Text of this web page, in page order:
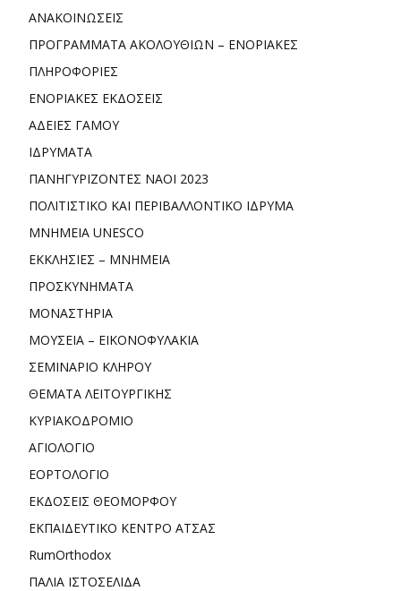
ΑΝΑΚΟΙΝΩΣΕΙΣ
ΠΡΟΓΡΑΜΜΑΤΑ ΑΚΟΛΟΥΘΙΩΝ – ΕΝΟΡΙΑΚΕΣ
ΠΛΗΡΟΦΟΡΙΕΣ
ΕΝΟΡΙΑΚΕΣ ΕΚΔΟΣΕΙΣ
ΑΔΕΙΕΣ ΓΑΜΟΥ
ΙΔΡΥΜΑΤΑ
ΠΑΝΗΓΥΡΙΖΟΝΤΕΣ ΝΑΟΙ 2023
ΠΟΛΙΤΙΣΤΙΚΟ ΚΑΙ ΠΕΡΙΒΑΛΛΟΝΤΙΚΟ ΙΔΡΥΜΑ
ΜΝΗΜΕΙΑ UNESCO
ΕΚΚΛΗΣΙΕΣ – ΜΝΗΜΕΙΑ
ΠΡΟΣΚΥΝΗΜΑΤΑ
ΜΟΝΑΣΤΗΡΙΑ
ΜΟΥΣΕΙΑ – ΕΙΚΟΝΟΦΥΛΑΚΙΑ
ΣΕΜΙΝΑΡΙΟ ΚΛΗΡΟΥ
ΘΕΜΑΤΑ ΛΕΙΤΟΥΡΓΙΚΗΣ
ΚΥΡΙΑΚΟΔΡΟΜΙΟ
ΑΓΙΟΛΟΓΙΟ
ΕΟΡΤΟΛΟΓΙΟ
ΕΚΔΟΣΕΙΣ ΘΕΟΜΟΡΦΟΥ
ΕΚΠΑΙΔΕΥΤΙΚΟ ΚΕΝΤΡΟ ΑΤΣΑΣ
RumOrthodox
ΠΑΛΙΑ ΙΣΤΟΣΕΛΙΔΑ